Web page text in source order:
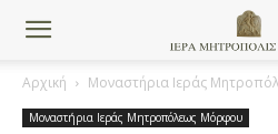
Αρχική Μοναστήρια Ιεράς
Μοναστήρια Ιεράς Μητροπόλεως Μόρφου